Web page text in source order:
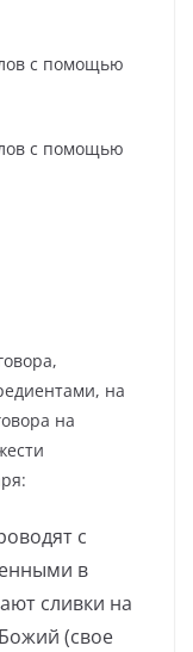
на
на
с
в
сливки на
(свое